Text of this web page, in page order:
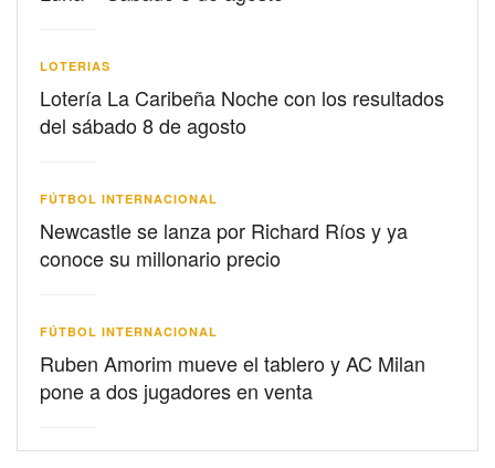
LOTERIAS
Lotería La Caribeña Noche con los resultados
del sábado 8 de agosto
FÚTBOL INTERNACIONAL
Newcastle se lanza por Richard Ríos y ya
conoce su millonario precio
FÚTBOL INTERNACIONAL
Ruben Amorim mueve el tablero y AC Milan
pone a dos jugadores en venta